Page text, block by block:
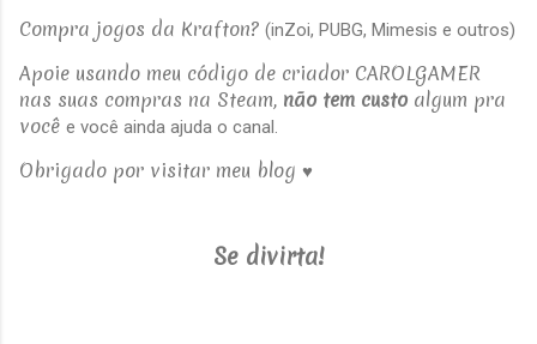
Compra jogos da Krafton? (inZoi, PUBG, Mimesis e outros)
Apoie usando meu código de criador CAROLGAMER
nas suas compras na Steam, não tem custo algum pra
você e você ainda ajuda o canal.
Obrigado por visitar meu blog ♥
Se divirta!